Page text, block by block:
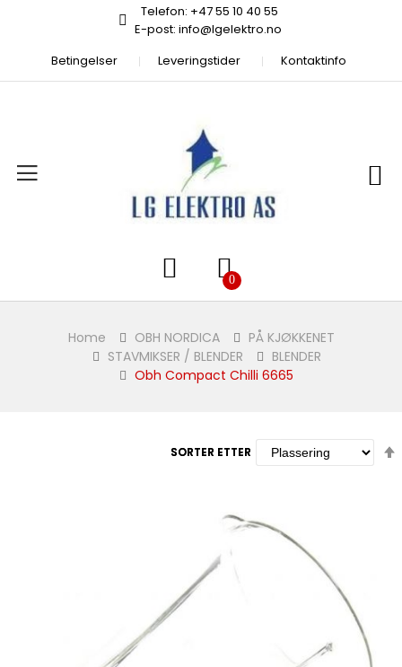
Telefon: +47 55 10 40 55
E-post: info@lgelektro.no
Betingelser
Leveringstider Kontaktinfo
Home OBH NORDICA
PÅ KJØKKENET
STAVMIKSER / BLENDER
BLENDER
Obh Compact Chilli 6665
SORTER ETTER
SORTER ETTER